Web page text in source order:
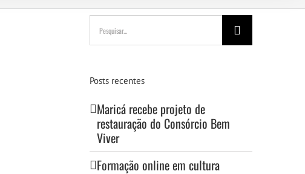
Buscar
resultados
para:
Posts recentes
Maricá recebe projeto de
restauração do Consórcio Bem
Viver
Formação online em cultura